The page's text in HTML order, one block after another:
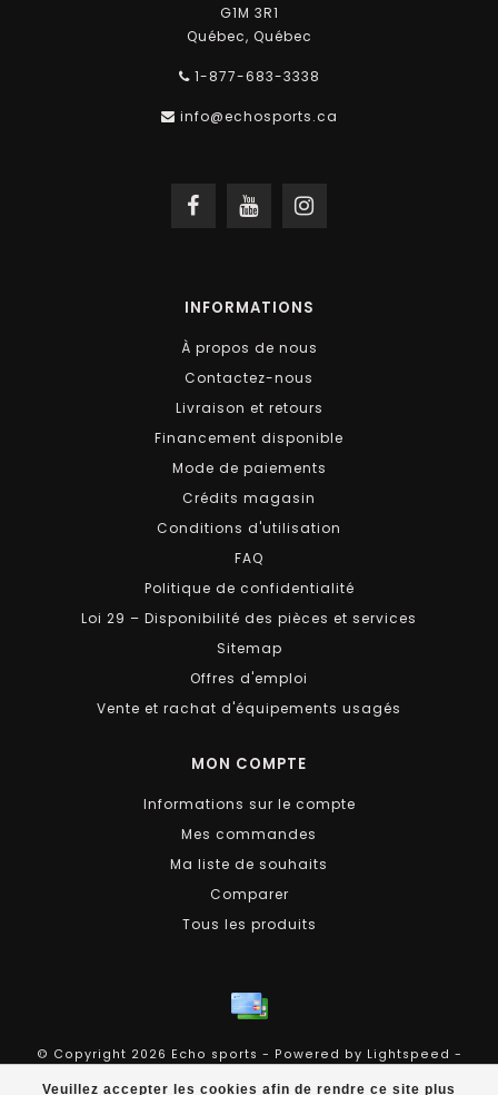
Veuillez accepter les cookies afin de rendre ce site plus
G1M 3R1
Québec, Québec
1-877-683-3338
info@echosports.ca
INFORMATIONS
À propos de nous
Contactez-nous
Livraison et retours
Financement disponible
Mode de paiements
Crédits magasin
Conditions d'utilisation
FAQ
Politique de confidentialité
Loi 29 – Disponibilité des pièces et services
Sitemap
Offres d'emploi
Vente et rachat d'équipements usagés
MON COMPTE
Informations sur le compte
Mes commandes
Ma liste de souhaits
Comparer
Tous les produits
© Copyright 2026 Echo sports - Powered by Lightspeed -